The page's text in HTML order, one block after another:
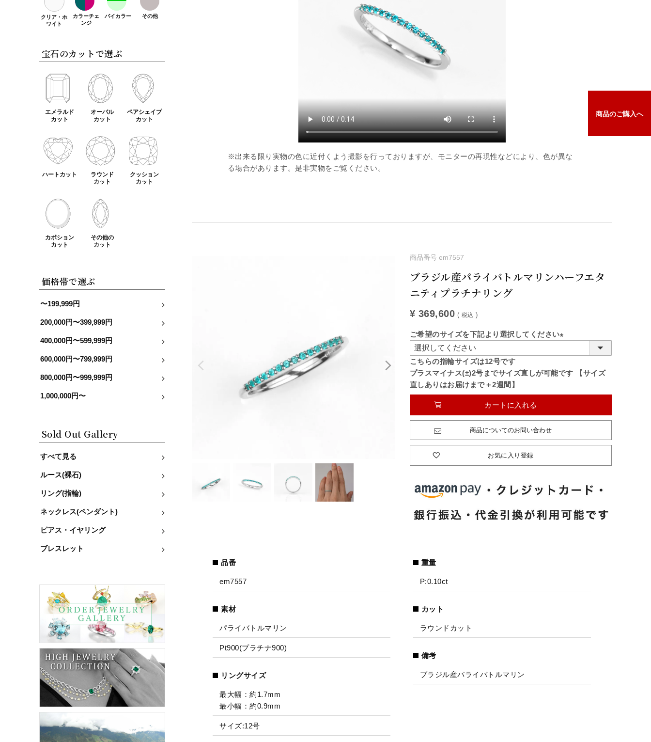
クリア・ホ
ワイト
カラーチェ
ンジ
バイカラー その他
宝石のカットで選ぶ
エメラルド
カット
オーバル
カット
ペアシェイプ
カット
ハートカット
ラウンド
カット
クッション
カット
カボション
カット
その他の
カット
価格帯で選ぶ
〜199,999円
200,000円〜399,999円
400,000円〜599,999円
600,000円〜799,999円
800,000円〜999,999円
1,000,000円〜
Sold Out Gallery
すべて見る
ルース(裸石)
リング(指輪)
ネックレス(ペンダント)
ピアス・イヤリング
ブレスレット
※出来る限り実物の色に近付くよう撮影を行っておりますが、モニターの再現性などにより、色が異な
る場合があります。是非実物をご覧ください。
商品番号 em7557
ブラジル産パライバトルマリンハーフエタ
ニティプラチナリング
¥ 369,600 税込
ご希望のサイズを下記より選択してください
こちらの指輪サイズは12号です
プラスマイナス(±)2号までサイズ直しが可能です 【サイズ
直しありはお届けまで＋2週間】
お気に入り登録
カートに入れる
商品についてのお問い合わせ
品番
em7557
素材
パライバトルマリン
Pt900(プラチナ900)
リングサイズ
最大幅：約1.7mm
最小幅：約0.9mm
サイズ:12号
重量
P:0.10ct
カット
ラウンドカット
備考
ブラジル産パライバトルマリン
商品のご購入へ